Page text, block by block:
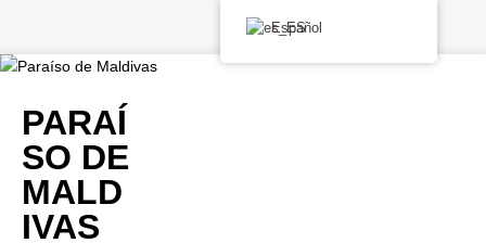
PARAÍ
SO DE
MALD
IVAS
Español